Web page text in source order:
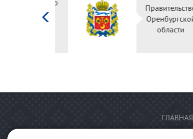
Министерство
культуры
Российской
федерации
ГЛАВНАЯ